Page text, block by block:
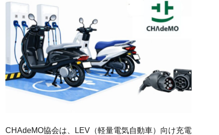
CHAdeMO協会は、LEV（軽量電気自動車）向け充電